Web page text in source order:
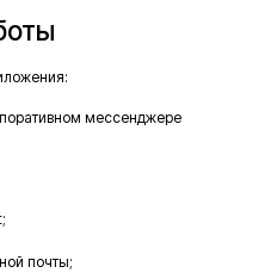
мессенджере
почты;